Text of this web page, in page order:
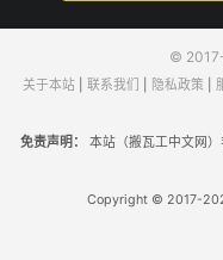
©
关于本站| 联系我们 隐私政策
免责声明：
本站（搬瓦工中文网
Copyright © 2017-